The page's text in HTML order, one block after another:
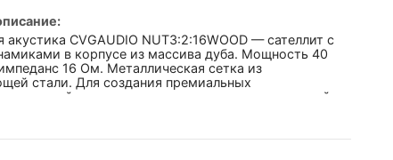
акустика CVGAUDIO NUT3:2:16WOOD — сателлит с
в корпусе из массива дуба. Мощность 40
16 Ом. Металлическая сетка из
стали. Для создания премиальных
в дизайнерских интерьерах ресторанов, отелей,